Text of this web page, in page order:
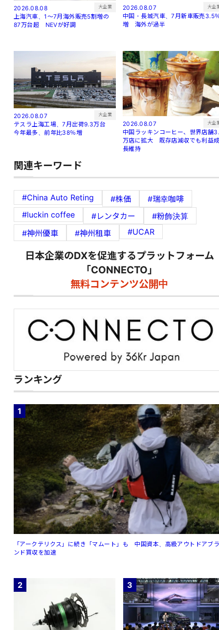
2026.08.08 大企業
上海汽車、1～7月海外販売5割増の
87万台超 NEVが好調
2026.08.07 大企
中国・長城汽車、7月新車販売3.5
増 海外が過半
2026.08.07 大企業
テスラ上海工場、7月出荷9.3万台
今年最多、前年比38％増
2026.08.07 大企
中国ラッキンコーヒー、世界店舗
万店に拡大 既存店減収でも利益
長維持
関連キーワード
#China Auto Reting #株価
#瑞幸咖啡
#luckin coffee
#レンタカー
#粉飾決算
#神州優車
#神州租車 #UCAR
日本企業のDXを促進するプラットフォーム
「CONNECTO」
無料コンテンツ公開中
ランキング
1
「アークテリクス」に続き「マムート」も 中国資本、高級アウトドアブ
ンド買収を加速
2 3